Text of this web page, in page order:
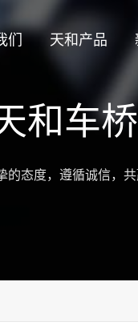
们 天和产品
和车
态度，遵循诚信，